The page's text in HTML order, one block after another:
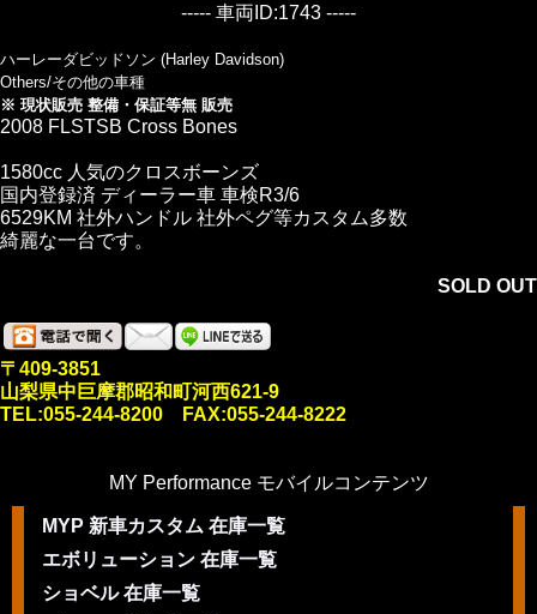
----- 車両ID:1743 -----
ハーレーダビッドソン (Harley Davidson)
Others/その他の車種
※ 現状販売 整備・保証等無 販売
2008 FLSTSB Cross Bones
1580cc 人気のクロスボーンズ
国内登録済 ディーラー車 車検R3/6
6529KM 社外ハンドル 社外ペグ等カスタム多数
綺麗な一台です。
SOLD OUT
〒409-3851
山梨県中巨摩郡昭和町河西621-9
TEL:055-244-8200 FAX:055-244-8222
MY Performance モバイルコンテンツ
MYP 新車カスタム 在庫一覧
エボリューション 在庫一覧
ショベル 在庫一覧